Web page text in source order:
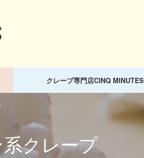
クレープ専門店CINQ MINUTES
クレープ